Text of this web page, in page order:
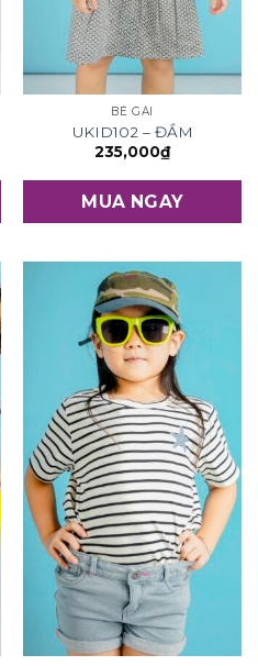
BÉ GÁI
UKID102 – ĐẦM
235,000₫
MUA NGAY